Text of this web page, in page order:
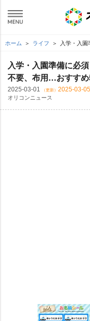
ホーム ライフ 入学・入
入学・入園準備に必
不要、布用…おすす
2025-03-01 （更新） 2025-03-05
オリコンニュース